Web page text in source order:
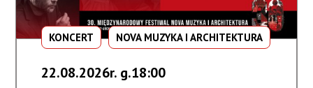
KONCERT NOVA MUZYKA I ARCHITEKTURA
22.08.2026r. g.18:00